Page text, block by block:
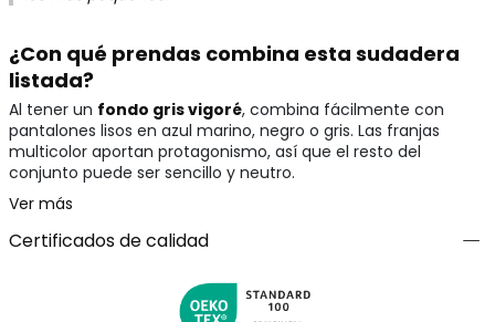
¿Con qué prendas combina esta sudadera
listada?
Al tener un fondo gris vigoré, combina fácilmente con
pantalones lisos en azul marino, negro o gris. Las franjas
multicolor aportan protagonismo, así que el resto del
conjunto puede ser sencillo y neutro.
Ver más
Certificados de calidad